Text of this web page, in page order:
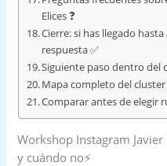
Elices ❓
Cierre: si has llegado
respuesta ✅
Siguiente paso dentro del
Mapa completo del cluster
Comparar antes de elegir
Workshop Instagram
y cuándo no⚡